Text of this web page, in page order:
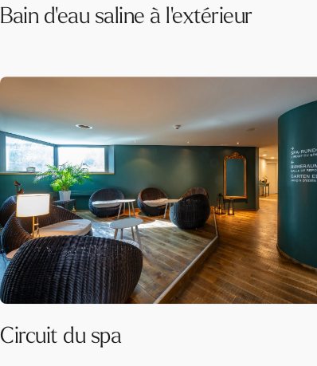
Bain d'eau saline à l'extérieur
Circuit du spa